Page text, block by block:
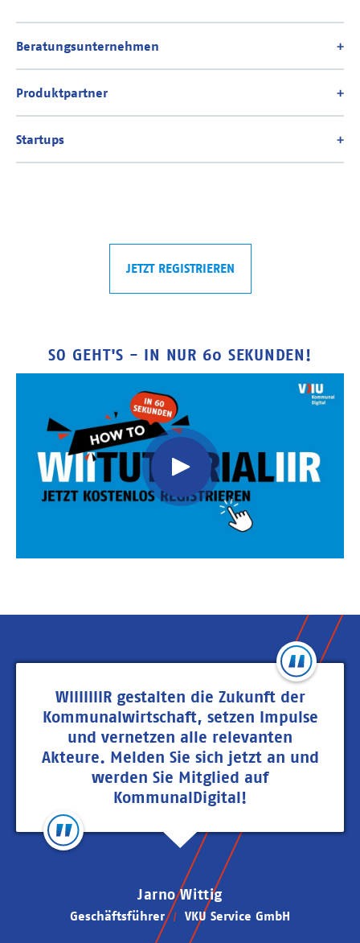
JETZT REGISTRIEREN
SO GEHT'S - IN NUR 60 SEKUNDEN!
WIIIIIIIR gestalten die Zukunft der
Kommunalwirtschaft, setzen Impulse
und vernetzen alle relevanten
Akteure. Melden Sie sich jetzt an und
werden Sie Mitglied auf
KommunalDigital!
Jarno Wittig
Geschäftsführer VKU Service GmbH